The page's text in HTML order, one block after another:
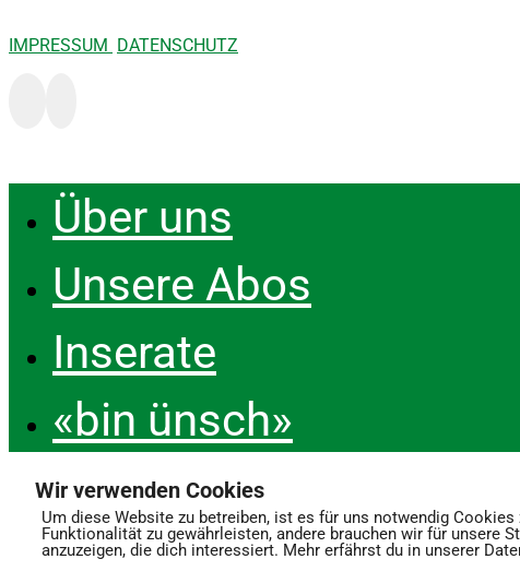
TTT – 9.2025 – #8 Evelyne Wirz Eberle
Conradin Liesch
IMPRESSUM DATENSCHUTZ
Über uns
Unsere Abos
Inserate
«bin ünsch»
Podcast
Kontakt
Wir verwenden Cookies
Um diese Website zu betreiben, ist es für uns notwendig
Funktionalität zu gewährleisten, andere brauchen wir für unsere
anzuzeigen, die dich interessiert. Mehr erfährst du in unserer